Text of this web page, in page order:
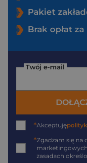
Pakiet
Brak opłat
Twój e-mail
*Akceptuję
*Zgadzam się
zasadach